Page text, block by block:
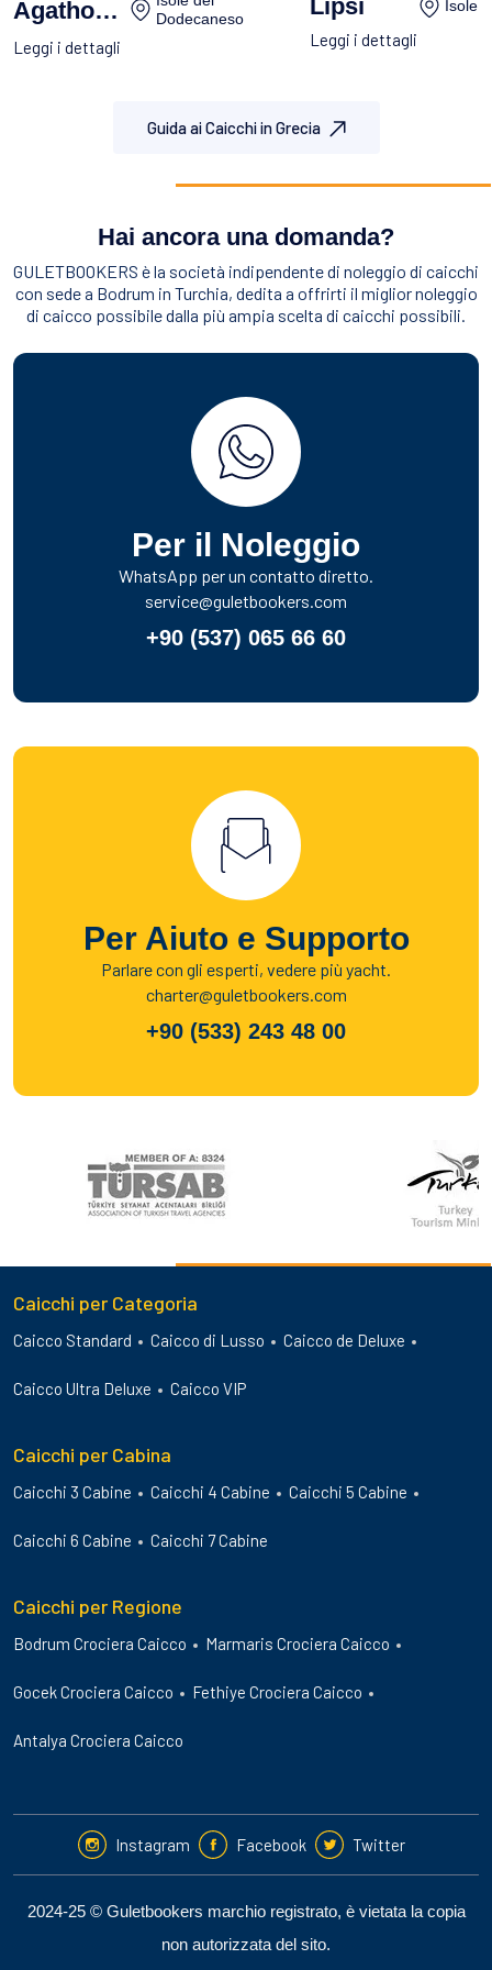
Agathonisi
Dodecaneso
Leggi i dettagli
Lipsi Isole
Leggi i dettagli
Guida ai Caicchi in Grecia
Hai ancora una domanda?
GULETBOOKERS è la società indipendente di noleggio di caicchi
con sede a Bodrum in Turchia, dedita a offrirti il miglior noleggio
di caicco possibile dalla più ampia scelta di caicchi possibili.
Per il Noleggio
WhatsApp per un contatto diretto.
service@guletbookers.com
+90 (537) 065 66 60
Per Aiuto e Supporto
Parlare con gli esperti, vedere più yacht.
charter@guletbookers.com
+90 (533) 243 48 00
Caicchi per Categoria
Caicco Standard Caicco di Lusso Caicco de Deluxe
Caicco Ultra Deluxe Caicco VIP
Caicchi per Cabina
Caicchi 3 Cabine Caicchi 4 Cabine Caicchi 5 Cabine
Caicchi 6 Cabine Caicchi 7 Cabine
Caicchi per Regione
Bodrum Crociera Caicco Marmaris Crociera Caicco
Gocek Crociera Caicco Fethiye Crociera Caicco
Antalya Crociera Caicco
Instagram Facebook Twitter
2024-25 © Guletbookers marchio registrato, è vietata la copia
non autorizzata del sito.